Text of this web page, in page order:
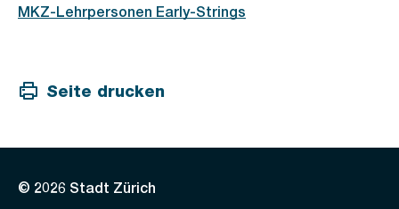
MKZ-Lehrpersonen Early-Strings
Seite drucken
© 2026 Stadt Zürich